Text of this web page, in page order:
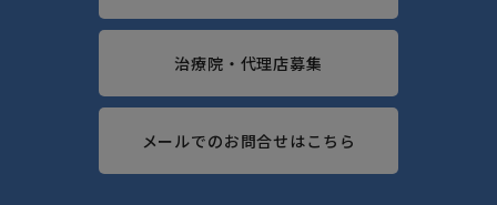
治療院・代理店募集
メールでのお問合せはこちら